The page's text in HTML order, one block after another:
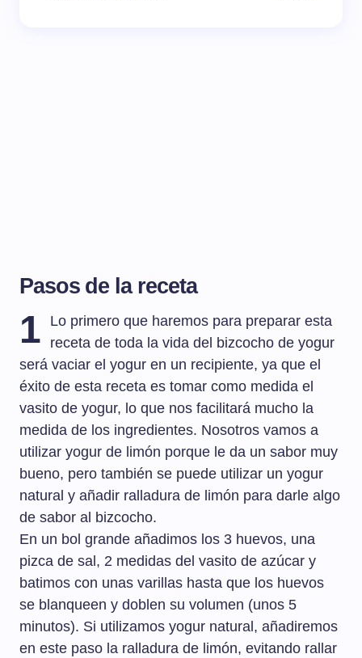
Pasos de la receta
1
Lo primero que haremos para preparar esta
receta de toda la vida del bizcocho de yogur
será vaciar el yogur en un recipiente, ya que el
éxito de esta receta es tomar como medida el
vasito de yogur, lo que nos facilitará mucho la
medida de los ingredientes. Nosotros vamos a
utilizar yogur de limón porque le da un sabor muy
bueno, pero también se puede utilizar un yogur
natural y añadir ralladura de limón para darle algo
de sabor al bizcocho.
En un bol grande añadimos los 3 huevos, una
pizca de sal, 2 medidas del vasito de azúcar y
batimos con unas varillas hasta que los huevos
se blanqueen y doblen su volumen (unos 5
minutos). Si utilizamos yogur natural, añadiremos
en este paso la ralladura de limón, evitando rallar